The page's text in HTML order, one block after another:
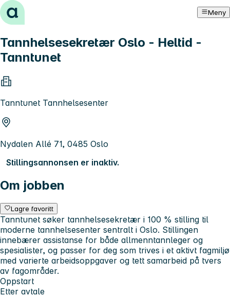
Hopp til innhold Meny
Tannhelsesekretær Oslo - Heltid -
Tanntunet
Tanntunet Tannhelsesenter
Nydalen Allé 71, 0485 Oslo
Stillingsannonsen er inaktiv.
Om jobben
Lagre favoritt
Tanntunet søker tannhelsesekretær i 100 % stilling til
moderne tannhelsesenter sentralt i Oslo. Stillingen
innebærer assistanse for både allmenntannleger og
spesialister, og passer for deg som trives i et aktivt fagmiljø
med varierte arbeidsoppgaver og tett samarbeid på tvers
av fagområder.
Oppstart
Etter avtale